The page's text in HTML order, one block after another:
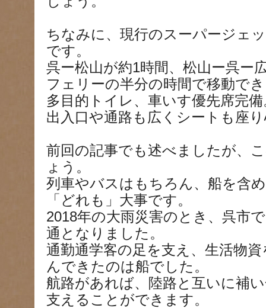
ちなみに、現行のスーパージェ
です。
呉ー松山が約1時間、松山ー呉ー
フェリーの半分の時間で移動で
多目的トイレ、車いす優先席完
出入口や通路も広くシートも座
前回の記事でも述べましたが、
ょう。
列車やバスはもちろん、船を含
「どれも」大事です。
2018年の大雨災害のとき、呉市
通となりました。
通勤通学客の足を支え、生活物
んできたのは船でした。
航路があれば、陸路と互いに補
支えることができます。